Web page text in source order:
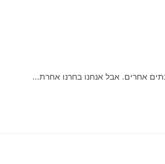
אחרים. אבל אנחנו בחרנו אחרת...